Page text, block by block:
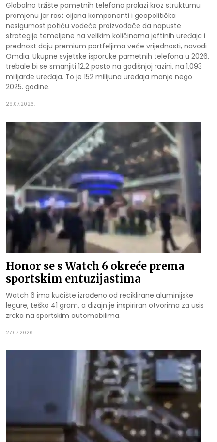
Globalno tržište pametnih telefona prolazi kroz strukturnu
promjenu jer rast cijena komponenti i geopolitička
nesigurnost potiču vodeće proizvođače da napuste
strategije temeljene na velikim količinama jeftinih uređaja i
prednost daju premium portfeljima veće vrijednosti, navodi
Omdia. Ukupne svjetske isporuke pametnih telefona u 2026.
trebale bi se smanjiti 12,2 posto na godišnjoj razini, na 1,093
milijarde uređaja. To je 152 milijuna uređaja manje nego
2025. godine.
29.07.2026.
Honor se s Watch 6 okreće prema
sportskim entuzijastima
Watch 6 ima kućište izrađeno od reciklirane aluminijske
legure, teško 41 gram, a dizajn je inspiriran otvorima za usis
zraka na sportskim automobilima.
27.07.2026.